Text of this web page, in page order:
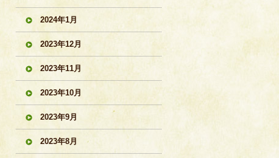
2024年1月
2023年12月
2023年11月
2023年10月
2023年9月
2023年8月